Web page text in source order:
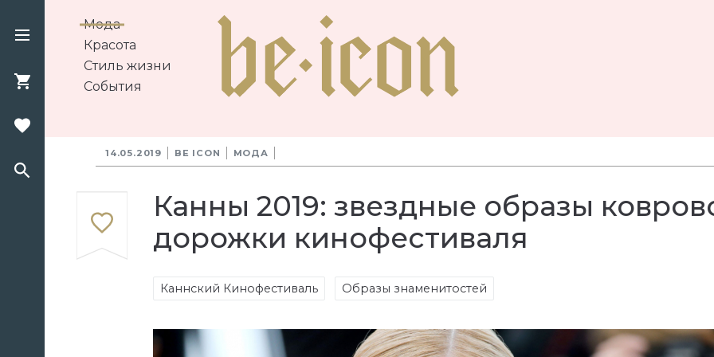
Мода
Красота
Стиль жизни
События
14.05.2019 BE ICON МОДА
Канны 2019: звездные образы
дорожки кинофестиваля
Каннский Кинофестиваль Образы знаменитостей